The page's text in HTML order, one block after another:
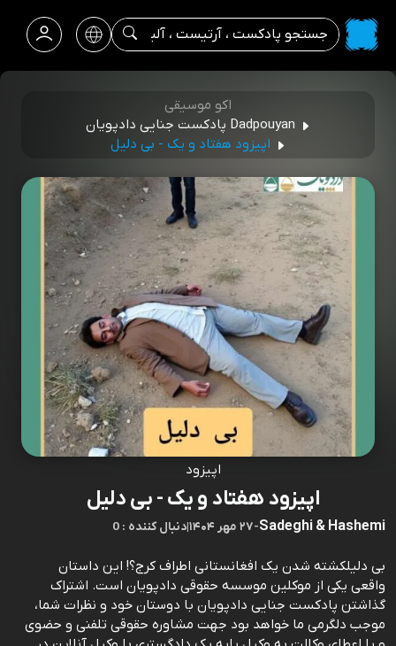
اکو موسیقی
Dadpouyan پادکست جنایی دادپویان
اپیزود هفتاد و یک - بی دلیل
اپیزود
اپیزود هفتاد و یک - بی دلیل
Sadeghi & Hashemi
-۲۷ مهر ۱۴۰۴ |0 : دنبال کننده
بی دلیلکشته شدن یک افغانستانی اطراف کرج؟! این داستان
واقعی یکی از موکلین موسسه حقوقی دادپویان است. اشتراک
گذاشتن پادکست جنایی دادپویان با دوستان خود و نظرات شما،
موجب دلگرمی ما خواهد بود جهت مشاوره حقوقی تلفنی و حضوی